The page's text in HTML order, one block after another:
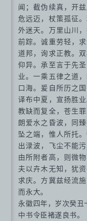
闻；截伪续真，开
危远迈，杖策孤征
外迷天。万里山川
前踪。诚重劳轻，
道邦，询求正教。
仰异。承至言于先
业。一乘五律之道
口海。爰自所历之
译布中夏，宣扬胜
教缺而复全，苍生
朗爱水之昏波，同
坠之端，惟人所托
出渌波，飞尘不能
由所附者高，则微
夫以卉木无知，犹
求庆。方冀兹经流
而永大。
永徽四年，岁次癸丑
中书令臣褚遂良书。